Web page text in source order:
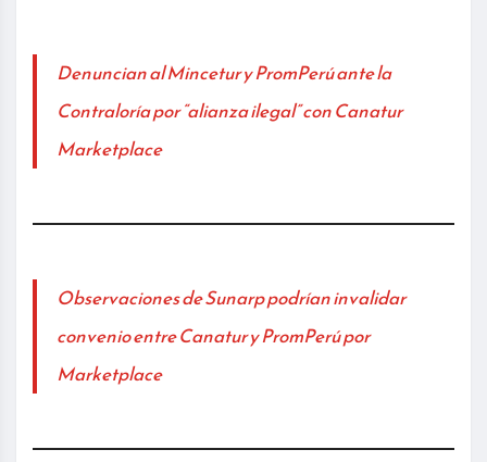
Denuncian al Mincetur y PromPerú ante la
Contraloría por “alianza ilegal” con Canatur
Marketplace
Observaciones de Sunarp podrían invalidar
convenio entre Canatur y PromPerú por
Marketplace